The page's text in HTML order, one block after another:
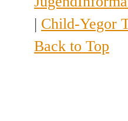
| Child-Yegor
Back to Top